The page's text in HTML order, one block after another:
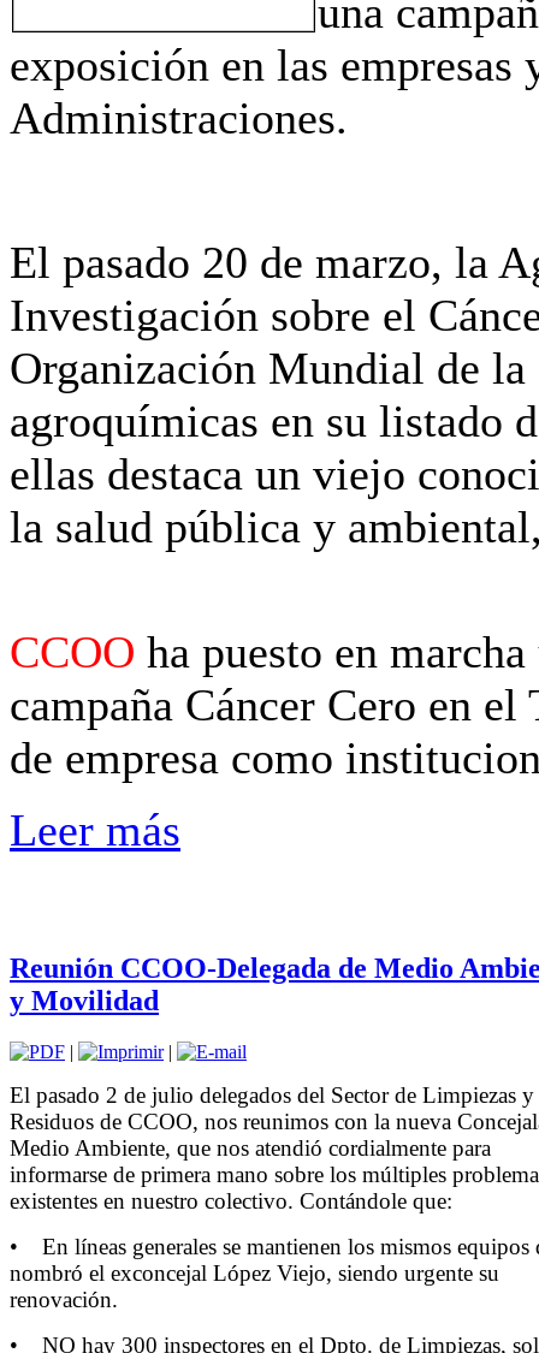
una
exposición en las empresas
Administraciones.
El pasado 20 de marzo, la
Investigación sobre el
Organización Mundial de
agroquímicas en su listado
ellas destaca un viejo
la salud pública y
CCOO ha puesto en
campaña Cáncer Cero en
de empresa como
Leer más
Reunión CCOO-Delegada de Medio
y Movilidad
| |
El pasado 2 de julio delegados del Sector de Limpiezas y
Residuos de CCOO, nos reunimos con la nueva
Medio Ambiente, que nos atendió cordialmente para
informarse de primera mano sobre los múltiples
existentes en nuestro colectivo. Contándole que:
• En líneas generales se mantienen los mismos equipos
nombró el exconcejal López Viejo, siendo urgente su
renovación.
• NO hay 300 inspectores en el Dpto. de Limpiezas,